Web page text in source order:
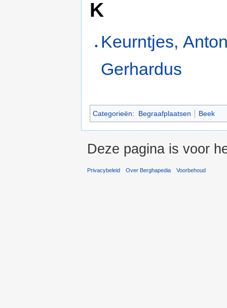
K
Keurntjes,
Gerhardus
Categorieën: Begraafplaatsen Beek
Deze pagina is voor
Privacybeleid Over Berghapedia Voorbehoud